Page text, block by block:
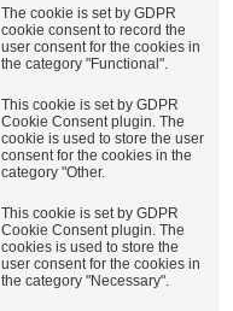
The cookie is set by GDPR
cookie consent to record the
user consent for the cookies in
the category "Functional".
This cookie is set by GDPR
Cookie Consent plugin. The
cookie is used to store the user
consent for the cookies in the
category "Other.
This cookie is set by GDPR
Cookie Consent plugin. The
cookies is used to store the
user consent for the cookies in
the category "Necessary".